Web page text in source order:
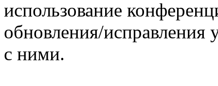
использование
обновления/исправления
с ними.